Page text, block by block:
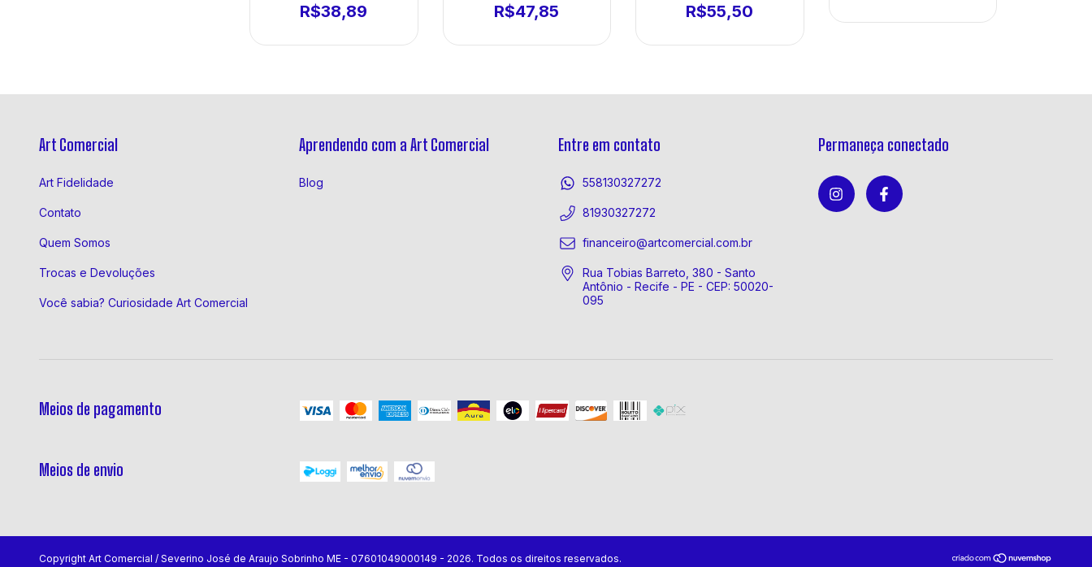
R$38,89 R$47,85 R$55,50
Art Comercial
Art Fidelidade
Contato
Quem Somos
Trocas e Devoluções
Você sabia? Curiosidade Art Comercial
Aprendendo com a Art Comercial
Blog
Entre em contato
558130327272
81930327272
financeiro@artcomercial.com.br
Rua Tobias Barreto, 380 - Santo
Antônio - Recife - PE - CEP: 50020-
095
Permaneça conectado
Meios de pagamento
Meios de envio
Copyright Art Comercial / Severino José de Araujo Sobrinho ME - 07601049000149 - 2026. Todos os direitos reservados.